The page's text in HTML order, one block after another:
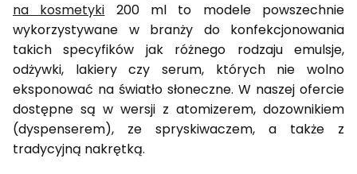
na kosmetyki 200 ml to modele powszechnie
wykorzystywane w branży do konfekcjonowania
takich specyfików jak różnego rodzaju emulsje,
odżywki, lakiery czy serum, których nie wolno
eksponować na światło słoneczne. W naszej ofercie
dostępne są w wersji z atomizerem, dozownikiem
(dyspenserem), ze spryskiwaczem, a także z
tradycyjną nakrętką.